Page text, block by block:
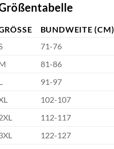
BUNDWEITE (CM)
71-76
81-86
91-97
102-107
112-117
122-127